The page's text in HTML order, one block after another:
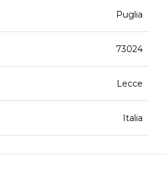
Puglia
73024
Lecce
Italia